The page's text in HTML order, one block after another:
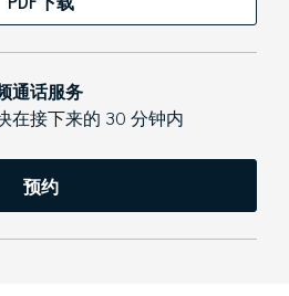
通话服务
在接下来的 30 分钟内
预约